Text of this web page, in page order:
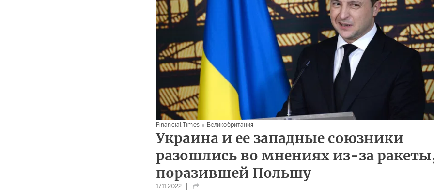
Financial Times Великобритания
Украина и ее западные союзники
разошлись во мнениях из-за
поразившей Польшу
17.11.2022